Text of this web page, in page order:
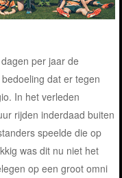
per jaar de
dat er tegen
In het verleden
rijden inderdaad buiten
speelde die op
was dit nu niet het
op een groot omni